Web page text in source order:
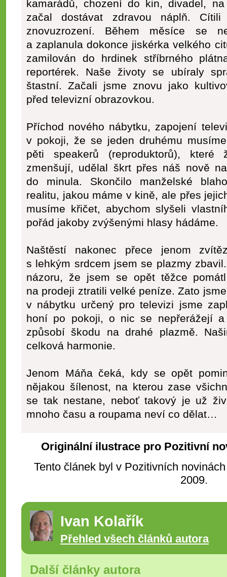
kamarádů, chození do kin, divadel,
začal dostávat zdravou náplň.
znovuzrození. Během měsíce se
a zaplanula dokonce jiskérka velkého
zamilován do hrdinek stříbrného
reportérek. Naše životy se ubíraly
štastní. Začali jsme znovu jako
před televizní obrazovkou.
Příchod nového nábytku, zapojení
v pokoji, že se jeden druhému
pěti speakerů (reproduktorů),
zmenšují, udělal škrt přes náš nově
do minula. Skončilo manželské
realitu, jakou máme v kině, ale přes
musíme křičet, abychom slyšeli
pořád jakoby zvýšenými hlasy hádáme.
Naštěstí nakonec přece jenom
s lehkým srdcem jsem se plazmy
názoru, že jsem se opět těžce
na prodeji ztratili velké peníze. Zato
v nábytku určený pro televizi jsme
honí po pokoji, o nic se nepřerážejí
způsobí škodu na drahé plazmě.
celková harmonie.
Jenom Máňa čeká, kdy se opět
nějakou šílenost, na kterou zase
se tak nestane, neboť takový je už
mnoho času a roupama neví co dělat…
Originální ilustrace pro Pozitivní
Tento článek byl v Pozitivních
2009.
Ivan Kolařík
Přehled všech článků autora
Další články autora